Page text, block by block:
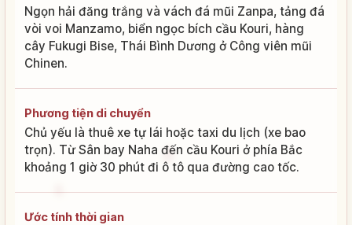
Ngọn hải đăng trắng và vách đá mũi Zanpa, tảng đá
vòi voi Manzamo, biển ngọc bích cầu Kouri, hàng
cây Fukugi Bise, Thái Bình Dương ở Công viên mũi
Chinen.
Phương tiện di chuyển
Chủ yếu là thuê xe tự lái hoặc taxi du lịch (xe bao
trọn). Từ Sân bay Naha đến cầu Kouri ở phía Bắc
khoảng 1 giờ 30 phút đi ô tô qua đường cao tốc.
Ước tính thời gian